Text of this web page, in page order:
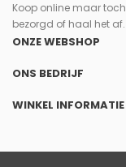
Koop online maar
bezorgd of haal het af.
ONZE WEBSHOP
ONS BEDRIJF
WINKEL INFORMATIE